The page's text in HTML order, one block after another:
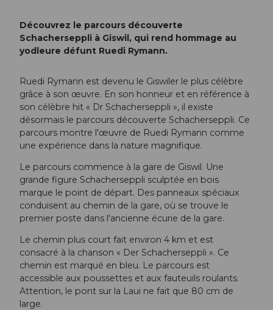
Découvrez le parcours découverte
Schacherseppli à Giswil, qui rend hommage au
yodleure défunt Ruedi Rymann.
Ruedi Rymann est devenu le Giswiler le plus célèbre
grâce à son œuvre. En son honneur et en référence à
son célèbre hit « Dr Schacherseppli », il existe
désormais le parcours découverte Schacherseppli. Ce
parcours montre l'œuvre de Ruedi Rymann comme
une expérience dans la nature magnifique.
Le parcours commence à la gare de Giswil. Une
grande figure Schacherseppli sculptée en bois
marque le point de départ. Des panneaux spéciaux
conduisent au chemin de la gare, où se trouve le
premier poste dans l'ancienne écurie de la gare.
Le chemin plus court fait environ 4 km et est
consacré à la chanson « Der Schacherseppli ». Ce
chemin est marqué en bleu. Le parcours est
accessible aux poussettes et aux fauteuils roulants.
Attention, le pont sur la Laui ne fait que 80 cm de
large.